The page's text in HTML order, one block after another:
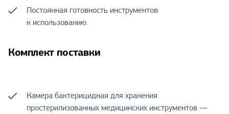
Постоянная готовность инструментов
к использованию.
Комплект поставки
Камера бактерицидная для хранения
простерилизованных медицинских инструментов —